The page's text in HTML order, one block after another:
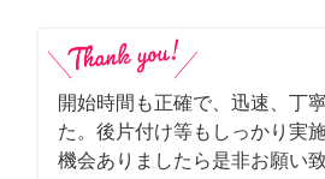
開始時間も正確で、迅速、丁
た。後片付け等もしっかり実
機会ありましたら是非お願い致